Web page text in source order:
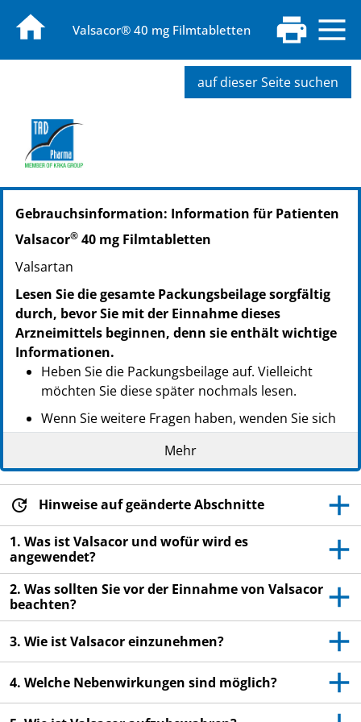
Valsacor® 40 mg Filmtabletten
auf dieser Seite suchen
PZN: 09269577
PPN: 110926957793
Gebrauchsinformation: Information für Patienten
Valsacor® 40 mg Filmtabletten
Valsartan
Lesen Sie die gesamte Packungsbeilage sorgfältig
durch, bevor Sie mit der Einnahme dieses
Arzneimittels beginnen, denn sie enthält wichtige
Informationen.
Heben Sie die Packungsbeilage auf. Vielleicht
möchten Sie diese später nochmals lesen.
Wenn Sie weitere Fragen haben, wenden Sie sich
an Ihren Arzt oder Apotheker.
Dieses Arzneimittel wurde Ihnen persönlich
verschrieben. Geben Sie es nicht an Dritte weiter.
Es kann anderen Menschen schaden, auch wenn
diese die gleichen Beschwerden haben wie Sie.
Wenn Sie Nebenwirkungen bemerken, wenden Sie
sich an Ihren Arzt oder Apotheker. Dies gilt auch
für Nebenwirkungen, die nicht in dieser
Packungsbeilage angegeben sind. Siehe Abschnitt
Mehr
Hinweise auf geänderte Abschnitte
1. Was ist Valsacor und wofür wird es
angewendet?
2. Was sollten Sie vor der Einnahme von Valsacor
beachten?
3. Wie ist Valsacor einzunehmen?
4. Welche Nebenwirkungen sind möglich?